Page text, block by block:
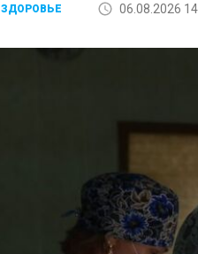
ЗДОРОВЬЕ 06.08.2026